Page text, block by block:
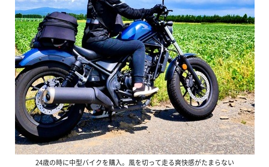
24歳の時に中型バイクを購入。風を切って走る爽快感がたまらない